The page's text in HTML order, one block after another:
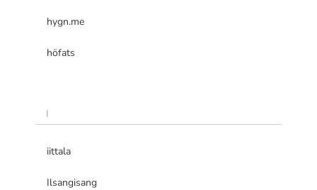
hygn.me
höfats
I
iittala
Ilsangisang